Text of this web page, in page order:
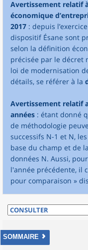
Avertissement relatif
économique
2017 : depuis
dispositif Ésane sont
selon la définition
précisée par le décret
loi de modernisation
détails, se référer à la
Avertissement relatif
années : étant donné
de méthodologie
successifs N-1 et N,
base du champ et de
données N. Aussi,
l'année précédente, il
pour comparaison »
SOMMAIRE